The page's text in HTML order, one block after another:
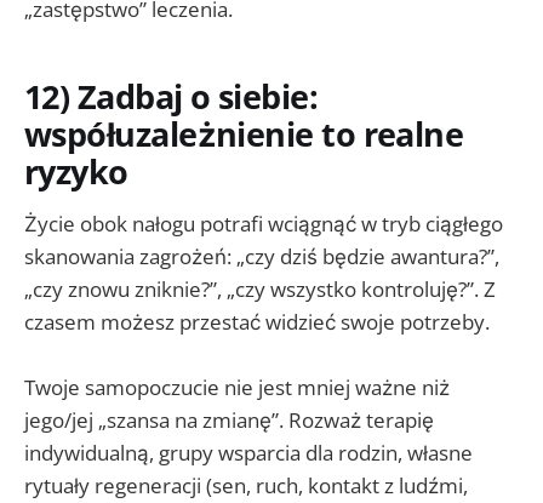
„zastępstwo” leczenia.
12) Zadbaj o siebie:
współuzależnienie to realne
ryzyko
Życie obok nałogu potrafi wciągnąć w tryb ciągłego
skanowania zagrożeń: „czy dziś będzie awantura?”,
„czy znowu zniknie?”, „czy wszystko kontroluję?”. Z
czasem możesz przestać widzieć swoje potrzeby.
Twoje samopoczucie nie jest mniej ważne niż
jego/jej „szansa na zmianę”. Rozważ terapię
indywidualną, grupy wsparcia dla rodzin, własne
rytuały regeneracji (sen, ruch, kontakt z ludźmi,